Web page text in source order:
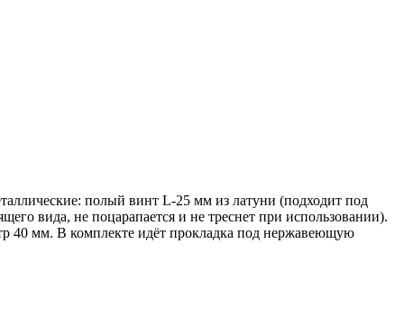
полый винт L-25 мм из латуни (подходит под
вида, не поцарапается и не треснет при использовании).
40 мм. В комплекте идёт прокладка под нержавеющую